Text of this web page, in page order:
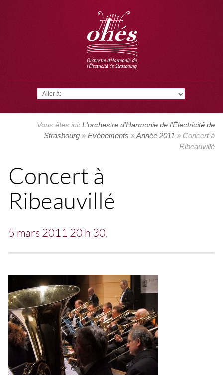
Vous êtes ici: L'orchestre d'Harmonie de l'Électricité de
Strasbourg» Evénements »Année 2011 » Concert à
Ribeauvillé
Concert à
Ribeauvillé
5 mars 2011 20 h 30